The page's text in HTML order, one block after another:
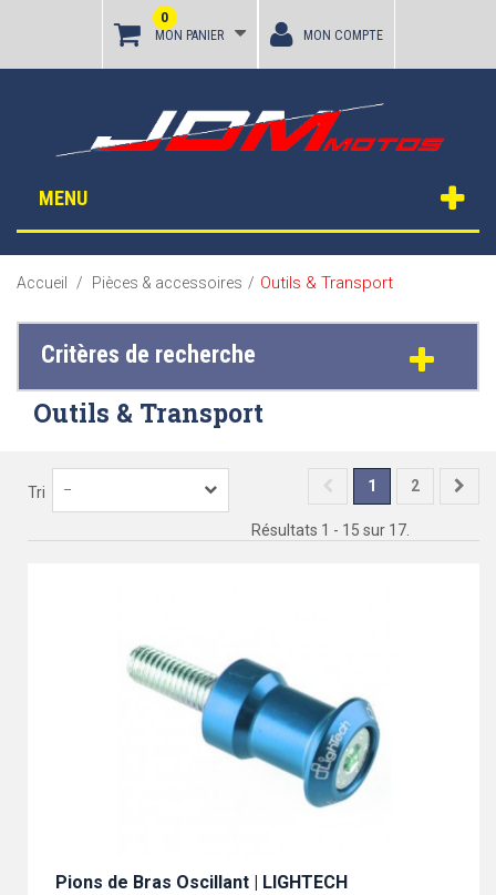
MON PANIER
0
MON COMPTE
MENU
Accueil / Pièces & accessoires / Outils & Transport
Critères de recherche
Outils & Transport
Tri -- 1 2
Résultats 1 - 15 sur 17.
Pions de Bras Oscillant | LIGHTECH